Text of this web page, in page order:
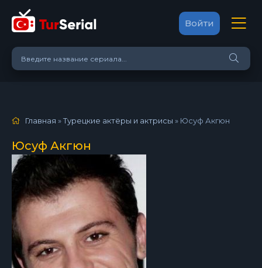
Войти
Главная »Турецкие актёры и актрисы » Юсуф Акгюн
Юсуф Акгюн